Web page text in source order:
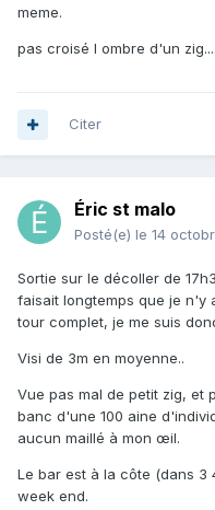
meme.
pas croisé l ombre d'un zig....
Citer
Éric st malo
Posté(e) le 14
Sortie sur le décoller de
faisait longtemps que je n'y
tour complet, je me suis
Visi de 3m en moyenne..
Vue pas mal de petit zig, et
banc d'une 100 aine
aucun maillé à mon œil.
Le bar est à la côte (dans 3
week end.